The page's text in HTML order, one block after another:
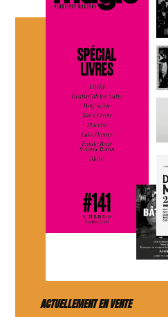
ACTUELLEMENT EN VENTE